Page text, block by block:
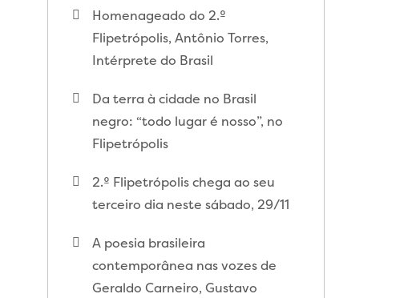
Homenageado do 2.º
Flipetrópolis, Antônio Torres,
Intérprete do Brasil
Da terra à cidade no Brasil
negro: “todo lugar é nosso”, no
Flipetrópolis
2.º Flipetrópolis chega ao seu
terceiro dia neste sábado, 29/11
A poesia brasileira
contemporânea nas vozes de
Geraldo Carneiro, Gustavo